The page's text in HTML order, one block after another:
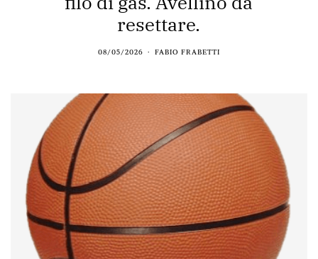
resettare.
08/05/2026 FABIO FRABETTI